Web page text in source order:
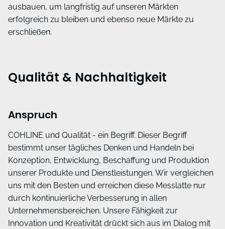
ausbauen, um langfristig auf unseren Märkten
erfolgreich zu bleiben und ebenso neue Märkte zu
erschließen.
Qualität & Nachhaltigkeit
Anspruch
COHLINE und Qualität - ein Begriff. Dieser Begriff
bestimmt unser tägliches Denken und Handeln bei
Konzeption, Entwicklung, Beschaffung und Produktion
unserer Produkte und Dienstleistungen. Wir vergleichen
uns mit den Besten und erreichen diese Messlatte nur
durch kontinuierliche Verbesserung in allen
Unternehmensbereichen. Unsere Fähigkeit zur
Innovation und Kreativität drückt sich aus im Dialog mit